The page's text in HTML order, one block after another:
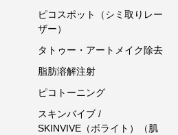
ピコスポット（シミ取りレー
ザー）
タトゥー・アートメイク除去
脂肪溶解注射
ピコトーニング
スキンバイブ /
SKINVIVE（ボライト）（肌